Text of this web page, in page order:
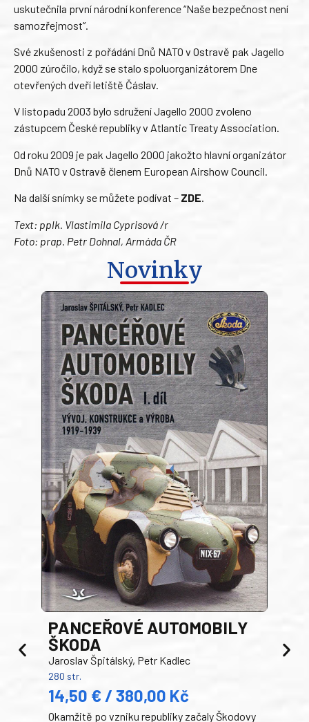
uskutečnila první národní konference “Naše bezpečnost není
samozřejmost”.
Své zkušenosti z pořádání Dnů NATO v Ostravě pak Jagello
2000 zúročilo, když se stalo spoluorganizátorem Dne
otevřených dveří letiště Čáslav.
V listopadu 2003 bylo sdružení Jagello 2000 zvoleno
zástupcem České republiky v Atlantic Treaty Association.
Od roku 2009 je pak Jagello 2000 jakožto hlavní organizátor
Dnů NATO v Ostravě členem European Airshow Council.
Na další snímky se můžete podívat – ZDE.
Text: pplk. Vlastimila Cyprisová /r
Foto: prap. Petr Dohnal, Armáda ČR
Novinky
PANCEŘOVÉ AUTOMOBILY
ŠKODA
Jaroslav Špitálský, Petr Kadlec
280 str.
14,50 € / 380,00 Kč
Okamžitě po vzniku republiky začaly Škodovy